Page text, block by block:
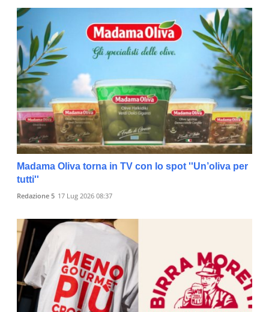
Madama Oliva torna in TV con lo spot ''Un’oliva per
tutti''
Redazione 5 17 Lug 2026 08:37